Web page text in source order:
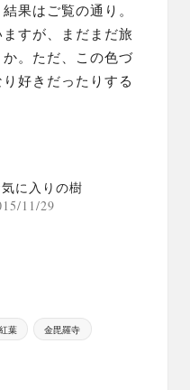
果はご覧の通り。
すが、まだまだ旅
。ただ、この色づ
好きだったりする
に入りの樹
11/29
紅葉 金毘羅寺